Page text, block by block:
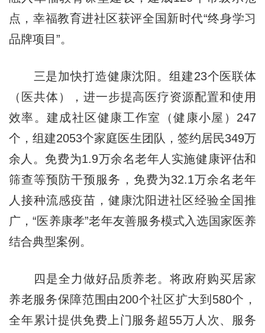
点，幸福教育进社区获评全国新时代“终身学习
品牌项目”。
三是加快打造健康沈阳。组建23个医联体
（医共体），进一步提高医疗资源配置和使用
效率。建成社区健康工作室（健康小屋）247
个，组建2053个家庭医生团队，签约居民349万
余人。免费为1.9万余名老年人实施健康评估和
筛查等预防干预服务，免费为32.1万余名老年
人接种流感疫苗，健康沈阳进社区经验全国推
广，“医养康孝”老年友善服务模式入选国家医养
结合典型案例。
四是全力做好品质养老。将政府购买居家
养老服务保障范围由200个社区扩大到580个，
全年累计提供免费上门服务超55万人次、服务